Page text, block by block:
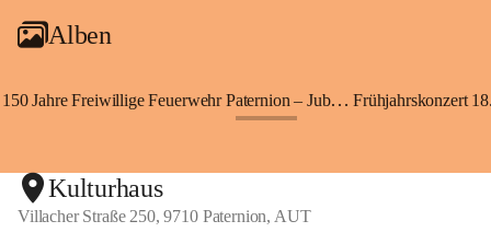
Alben
150 Jahre Freiwillige Feuerwehr Paternion – Jubiläumsfest Frühjahrskonzert
Kulturhaus
Villacher Straße 250, 9710 Paternion, AUT